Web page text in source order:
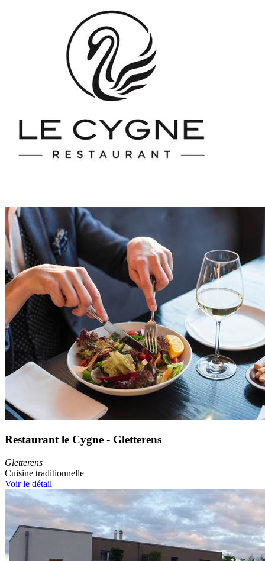
Restaurant le Cygne - Gletterens
Gletterens
Cuisine traditionnelle
Voir le détail